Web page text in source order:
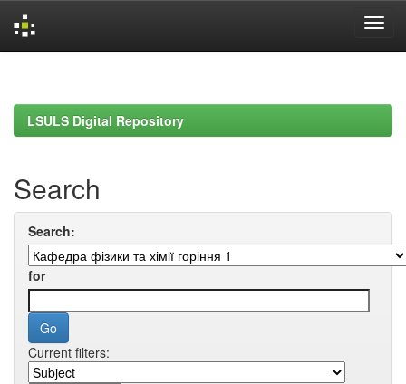
LSULS Digital Repository
Search
Search:
for
Current filters: